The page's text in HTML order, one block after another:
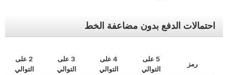
احتمالات الدفع بدون مضاعفة الخط
رمز
5 على
التوالي
4 على
التوالي
3 على
التوالي
2 على
التوالي